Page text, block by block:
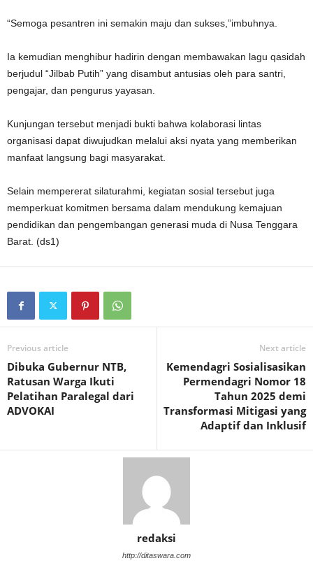
“Semoga pesantren ini semakin maju dan sukses,”imbuhnya.
Ia kemudian menghibur hadirin dengan membawakan lagu qasidah
berjudul “Jilbab Putih” yang disambut antusias oleh para santri,
pengajar, dan pengurus yayasan.
Kunjungan tersebut menjadi bukti bahwa kolaborasi lintas
organisasi dapat diwujudkan melalui aksi nyata yang memberikan
manfaat langsung bagi masyarakat.
Selain mempererat silaturahmi, kegiatan sosial tersebut juga
memperkuat komitmen bersama dalam mendukung kemajuan
pendidikan dan pengembangan generasi muda di Nusa Tenggara
Barat. (ds1)
Previous article
Dibuka Gubernur NTB,
Ratusan Warga Ikuti
Pelatihan Paralegal dari
ADVOKAI
Next article
Kemendagri Sosialisasikan
Permendagri Nomor 18
Tahun 2025 demi
Transformasi Mitigasi yang
Adaptif dan Inklusif
redaksi
http://ditaswara.com